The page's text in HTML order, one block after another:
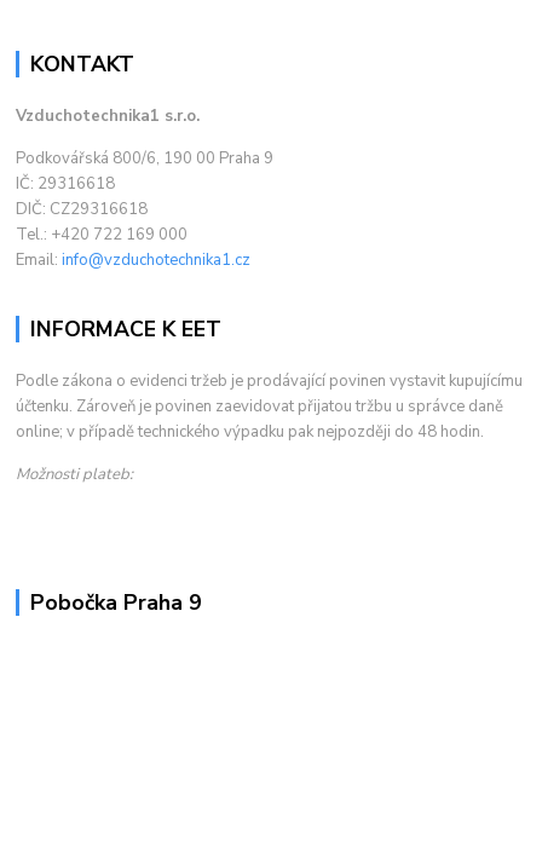
KONTAKT
Vzduchotechnika1 s.r.o.
Podkovářská 800/6, 190 00 Praha 9
IČ: 29316618
DIČ: CZ29316618
Tel.: +420 722 169 000
Email:info@vzduchotechnika1.cz
INFORMACE K EET
Podle zákona o evidenci tržeb je prodávající povinen vystavit kupujícímu
účtenku. Zároveň je povinen zaevidovat přijatou tržbu u správce daně
online; v případě technického výpadku pak nejpozději do 48 hodin.
Možnosti plateb:
Pobočka Praha 9